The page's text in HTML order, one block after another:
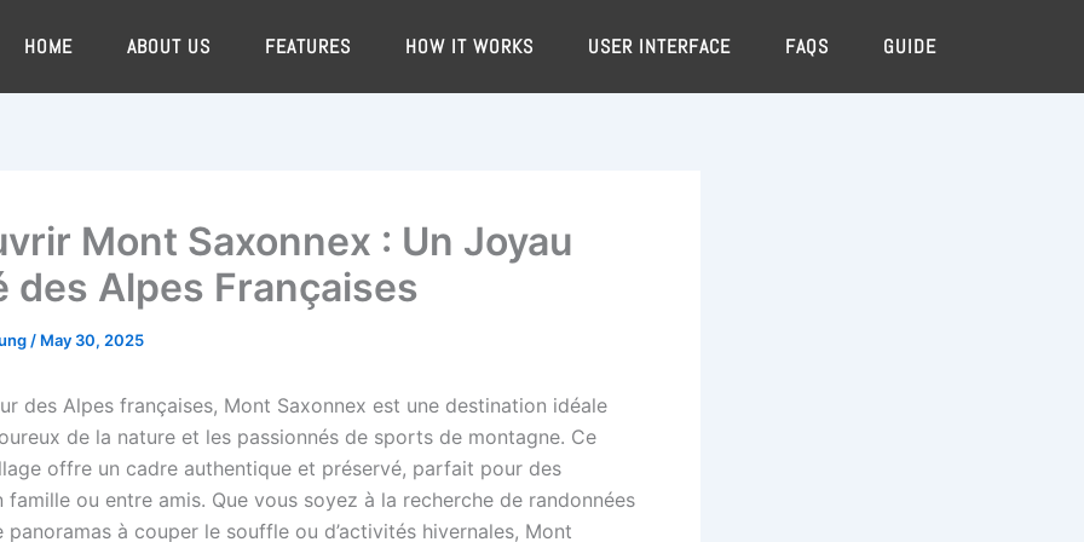
HOME ABOUT US FEATURES HOW IT WORKS USER INTERFACE FAQS GUIDE
Mont Saxonnex : Un Joyau
des Alpes Françaises
/ May 30, 2025
des Alpes françaises, Mont Saxonnex est une destination idéale
de la nature et les passionnés de sports de montagne. Ce
offre un cadre authentique et préservé, parfait pour des
famille ou entre amis. Que vous soyez à la recherche de randonnées
panoramas à couper le souffle ou d’activités hivernales, Mont